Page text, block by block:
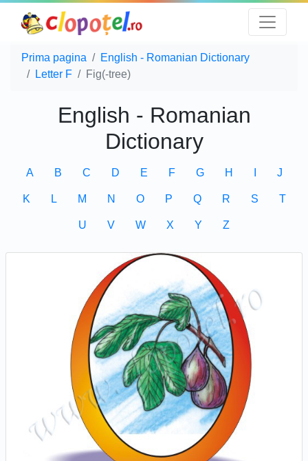
Prima pagina
English - Romanian Dictionary
Letter F
Fig(-tree)
English - Romanian
Dictionary
A B C D E F G H J
K L M N O P Q R S T
U V W X Y Z